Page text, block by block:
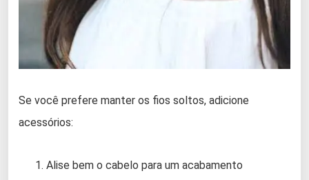
Se você prefere manter os fios soltos, adicione
acessórios:
Alise bem o cabelo para um acabamento